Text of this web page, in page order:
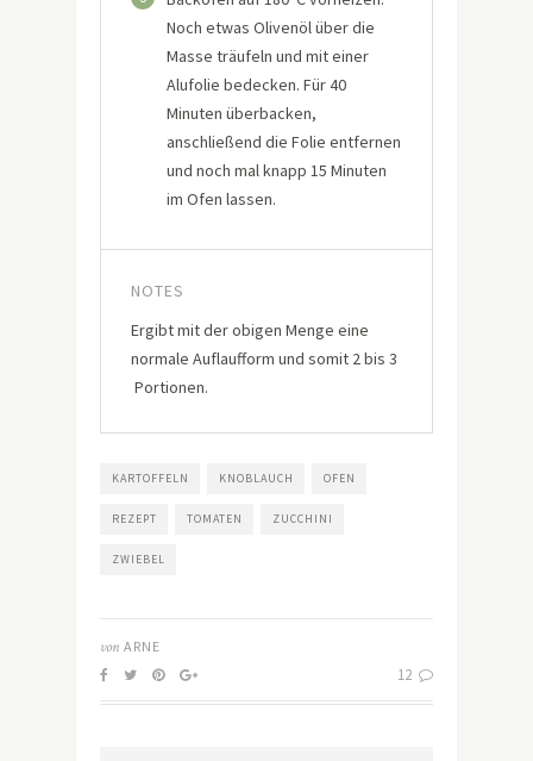
Noch etwas Olivenöl über die
Masse träufeln und mit einer
Alufolie bedecken. Für 40
Minuten überbacken,
anschließend die Folie entfernen
und noch mal knapp 15 Minuten
im Ofen lassen.
NOTES
Ergibt mit der obigen Menge eine
normale Auflaufform und somit 2 bis 3
Portionen.
KARTOFFELN KNOBLAUCH OFEN
REZEPT TOMATEN ZUCCHINI
ZWIEBEL
von ARNE
12